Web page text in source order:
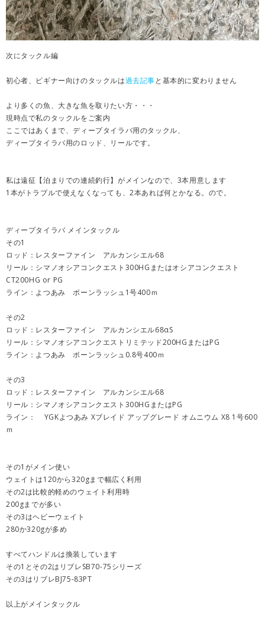
次にタックル編
初心者、ビギナー向けのタックルは過去記事と基本的に変わりません
より多くの魚、大きな魚を取りたい方・・・
現時点で私のタックルをご案内
ここではあくまで、ディープタイラバ用のタックル、
ディープタイラバ用のロッド、リールです。
私は遠征【泊まりでの連続釣行】がメインなので、3本用意します
1本がトラブルで使えなくなっても、2本あれば何とかなる。ので。
ディープタイラバ メインタックル
その1
ロッド：レスターファイン アルカンシエル68
リール：シマノオシアコンクエスト300HGまたはオシアコンクエスト
CT200HG or PG
ライン：よつあみ ボーンラッシュ1号400ｍ
その2
ロッド：レスターファイン アルカンシエル68αS
リール：シマノオシアコンクエストリミテッド200HGまたはPG
ライン：よつあみ ボーンラッシュ0.8号400ｍ
その3
ロッド：レスターファイン アルカンシエル68
リール：シマノオシアコンクエスト300HGまたはPG
ライン： YGKよつあみ Xブレイド アップグレード オムニウム X8 1号600
ｍ
その1がメイン使い
ウェイトは120から320gまで幅広く利用
その2は比較的軽めのウェイト利用時
200gまでが多い
その3はヘビーウェイト
280か320gが多め
すべてハンドルは換装しています
その1とその2はリブレSB70-75シリーズ
その3はリブレBJ75-83PT
以上がメインタックル